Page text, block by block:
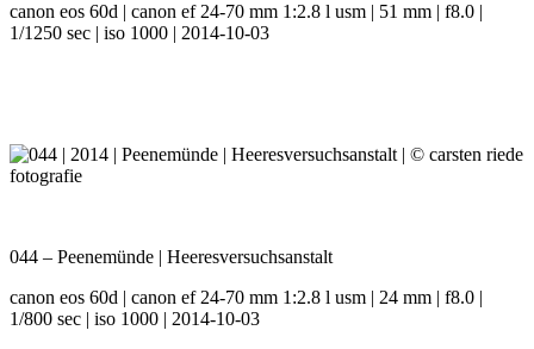
canon eos 60d | canon ef 24-70 mm 1:2.8 l usm | 51 mm | f8.0 |
1/1250 sec | iso 1000 | 2014-10-03
044 – Peenemünde | Heeresversuchsanstalt
canon eos 60d | canon ef 24-70 mm 1:2.8 l usm | 24 mm | f8.0 |
1/800 sec | iso 1000 | 2014-10-03